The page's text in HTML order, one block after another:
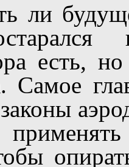
ли
есть,
Самое